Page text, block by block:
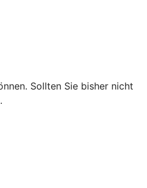
Sollten Sie bisher nicht